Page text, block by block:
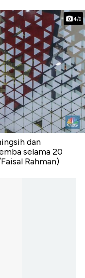
4/6
dan
selama 20
Rahman)